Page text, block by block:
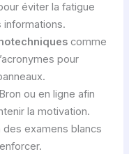
éviter la fatigue
informations.
comme
pour
ou en ligne afin
la motivation.
examens blancs